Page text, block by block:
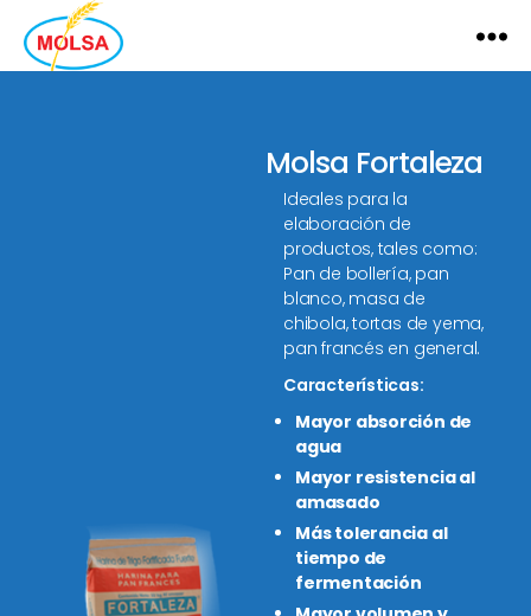
Molsa Fortaleza
Ideales para la
elaboración de
productos, tales como:
Pan de bollería, pan
blanco, masa de
chibola, tortas de yema,
pan francés en general.
Características:
Mayor absorción de
agua
Mayor resistencia al
amasado
Más tolerancia al
tiempo de
fermentación